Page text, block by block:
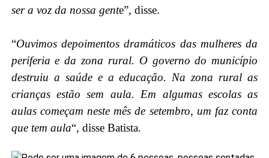
ser a voz da nossa gente”, disse.
“Ouvimos depoimentos dramáticos das mulheres da
periferia e da zona rural. O governo do município
destruiu a saúde e a educação. Na zona rural as
crianças estão sem aula. Em algumas escolas as
aulas começam neste mês de setembro, um faz conta
que tem aula“, disse Batista.